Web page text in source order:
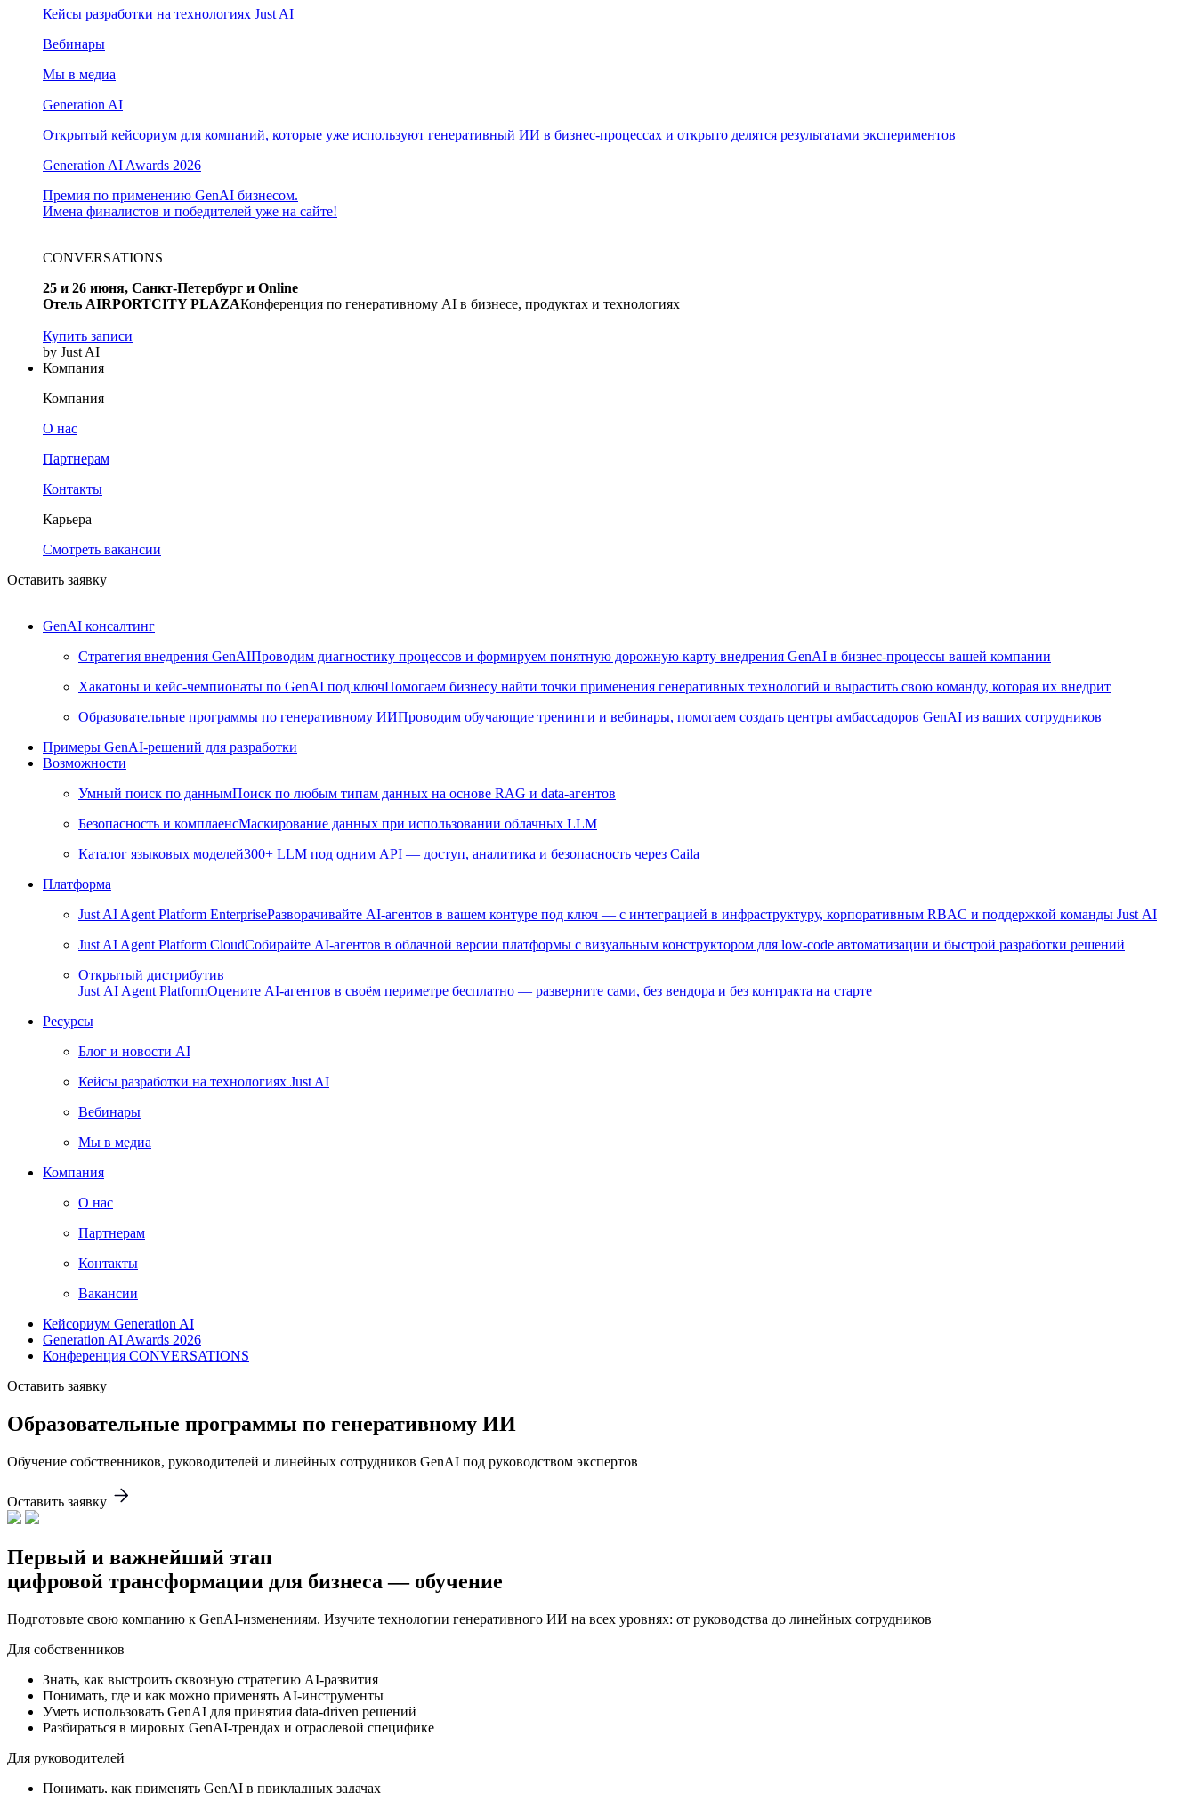
Кейсы разработки на технологиях Just AI
Вебинары
Мы в медиа
Generation AI
Открытый кейсориум для компаний, которые уже используют генеративный ИИ в бизнес-процессах и открыто делятся результатами экспериментов
Generation AI Awards 2026
Премия по применению GenAI бизнесом.
Имена финалистов и победителей уже на сайте!
CONVERSATIONS
25 и 26 июня, Санкт-Петербург и Online
Отель AIRPORTCITY PLAZAКонференция по генеративному AI в бизнесе, продуктах и технологиях
Купить записи
by Just AI
Компания
Компания
О нас
Партнерам
Контакты
Карьера
Смотреть вакансии
Оставить заявку
GenAI консалтинг
Стратегия внедрения GenAIПроводим диагностику процессов и формируем понятную дорожную карту внедрения GenAI в бизнес-процессы вашей компании
Хакатоны и кейс-чемпионаты по GenAI под ключПомогаем бизнесу найти точки применения генеративных технологий и вырастить свою команду, которая их внедрит
Образовательные программы по генеративному ИИПроводим обучающие тренинги и вебинары, помогаем создать центры амбассадоров GenAI из ваших сотрудников
Примеры GenAI-решений для разработки
Возможности
Умный поиск по даннымПоиск по любым типам данных на основе RAG и data-агентов
Безопасность и комплаенсМаскирование данных при использовании облачных LLM
Каталог языковых моделей300+ LLM под одним API — доступ, аналитика и безопасность через Caila
Платформа
Just AI Agent Platform EnterpriseРазворачивайте AI-агентов в вашем контуре под ключ — с интеграцией в инфраструктуру, корпоративным RBAC и поддержкой команды Just AI
Just AI Agent Platform CloudСобирайте AI-агентов в облачной версии платформы с визуальным конструктором для low-code автоматизации и быстрой разработки решений
Открытый дистрибутив
Just AI Agent PlatformОцените AI-агентов в своём периметре бесплатно — разверните сами, без вендора и без контракта на старте
Ресурсы
Блог и новости AI
Кейсы разработки на технологиях Just AI
Вебинары
Мы в медиа
Компания
О нас
Партнерам
Контакты
Вакансии
Кейсориум Generation AI
Generation AI Awards 2026
Конференция CONVERSATIONS
Оставить заявку
Образовательные программы по генеративному ИИ
Обучение собственников, руководителей и линейных сотрудников GenAI под руководством экспертов
Оставить заявку
Первый и важнейший этап
цифровой трансформации для бизнеса — обучение
Подготовьте свою компанию к GenAI-изменениям. Изучите технологии генеративного ИИ на всех уровнях: от руководства до линейных сотрудников
Для собственников
Знать, как выстроить сквозную стратегию AI-развития
Понимать, где и как можно применять AI-инструменты
Уметь использовать GenAI для принятия data-driven решений
Разбираться в мировых GenAI-трендах и отраслевой специфике
Для руководителей
Понимать, как применять GenAI в прикладных задачах